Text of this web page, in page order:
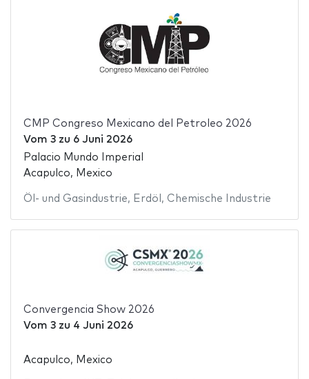
CMP Congreso Mexicano del Petroleo 2026
Vom 3zu 6 Juni 2026
Palacio Mundo Imperial
Acapulco, Mexico
Öl- und Gasindustrie, Erdöl , Chemische Industrie
Convergencia Show 2026
Vom 3zu 4 Juni 2026
Acapulco, Mexico